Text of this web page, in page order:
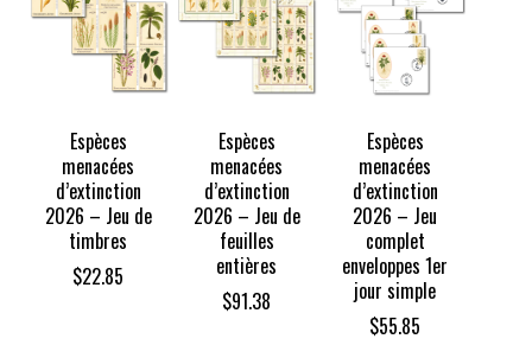
Espèces
menacées
d’extinction
2026 – Jeu de
timbres
$22.85
Espèces
menacées
d’extinction
2026 – Jeu de
feuilles
entières
$91.38
Espèces
menacées
d’extinction
2026 – Jeu
complet
enveloppes 1er
jour simple
$55.85